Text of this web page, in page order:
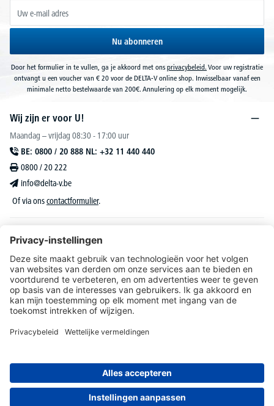
Nu abonneren
Door het formulier in te vullen, ga je akkoord met ons privacybeleid. Voor uw registratie
ontvangt u een voucher van € 20 voor de DELTA-V online shop. Inwisselbaar vanaf een
minimale netto bestelwaarde van 200€. Annulering op elk moment mogelijk.
Wij zijn er voor U!
Maandag – vrijdag 08:30 - 17:00 uur
BE: 0800 / 20 888 NL: +32 11 440 440
0800 / 20 222
info@delta-v.be
Of via onscontactformulier.
DELTA-V Lucas
Klantenservice
Over DELTA-V
en organisaties.
* Alle prijzen zijn excl. BTW en deze dient u bij te rekenen